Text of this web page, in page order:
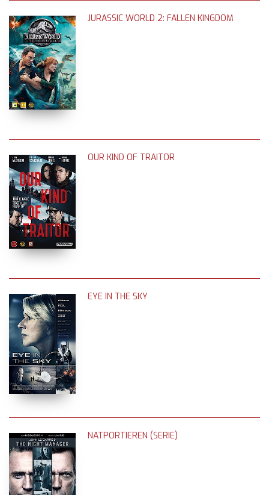
JURASSIC WORLD 2: FALLEN KINGDOM
OUR KIND OF TRAITOR
EYE IN THE SKY
NATPORTIEREN (SERIE)